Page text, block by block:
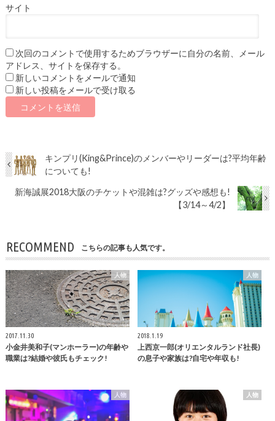
サイト
次回のコメントで使用するためブラウザーに自分の名前、メール
アドレス、サイトを保存する。
新しいコメントをメールで通知
新しい投稿をメールで受け取る
キンプリ(King&Prince)のメンバーやリーダーは?平均年齢
についても!
新海誠展2018大阪のチケットや混雑は?グッズや感想も!
【3/14～4/2】
RECOMMEND こちらの記事も人気です。
人物
2017.11.30
小金井美和子(マンホーラー)の年齢や
職業は?結婚や彼氏もチェック!
人物
2018.1.19
上西京一郎(オリエンタルランド社長)
の息子や家族は?自宅や年収も!
人物 人物